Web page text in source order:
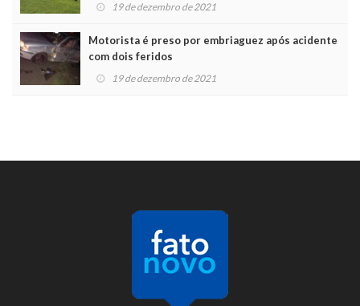
19 de dezembro de 2021
Motorista é preso por embriaguez após acidente
com dois feridos
19 de dezembro de 2021